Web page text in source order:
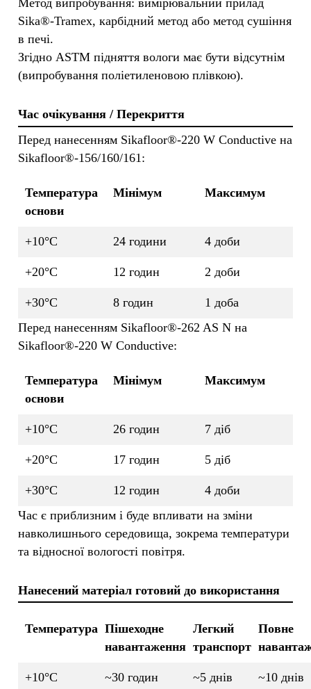
Метод випробування: вимірювальний прилад
Sika®-Tramex, карбідний метод або метод сушіння
в печі.
Згідно ASTM підняття вологи має бути відсутнім
(випробування поліетиленовою плівкою).
Час очікування / Перекриття
Перед нанесенням Sikafloor®-220 W Conductive на
Sikafloor®-156/160/161:
Температура
основи
Мінімум Максимум
+10°C 24 години 4 доби
+20°C 12 годин 2 доби
+30°C 8 годин
1 доба
Перед нанесенням Sikafloor®-262 AS N на
Sikafloor®-220 W Conductive:
Температура
основи
Мінімум Максимум
+10°C 26 годин 7 діб
+20°C 17 годин 5 діб
+30°C 12 годин
4 доби
Час є приблизним і буде впливати на зміни
навколишнього середовища, зокрема температури
та відносної вологості повітря.
Нанесений матеріал готовий до використання
Температура Пішеходне
навантаження
Легкий
транспорт
Повне
+10°C ~30 годин ~5 днів ~10 днів